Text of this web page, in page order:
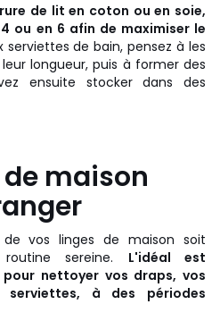
de lit en coton ou en soie,
ou en 6 afin de maximiser le
serviettes de bain, pensez à les
longueur, puis à former des
ensuite stocker dans des
maison
vos linges de maison soit
sereine. L'idéal est
nettoyer vos draps, vos
à des périodes